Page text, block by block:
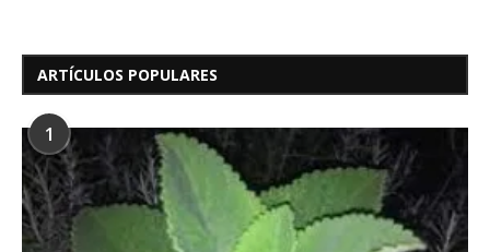
ARTÍCULOS POPULARES
1